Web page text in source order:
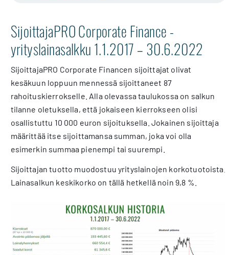
SijoittajaPRO Corporate Finance -
yrityslainasalkku 1.1.2017 – 30.6.2022
SijoittajaPRO Corporate Financen sijoittajat olivat
kesäkuun loppuun mennessä sijoittaneet 87
rahoituskierrokselle. Alla olevassa taulukossa on salkun
tilanne oletuksella, että jokaiseen kierrokseen olisi
osallistuttu 10 000 euron sijoituksella. Jokainen sijoittaja
määrittää itse sijoittamansa summan, joka voi olla
esimerkin summaa pienempi tai suurempi.
Sijoittajan tuotto muodostuu yrityslainojen korkotuotoista.
Lainasalkun keskikorko on tällä hetkellä noin 9,8 %.